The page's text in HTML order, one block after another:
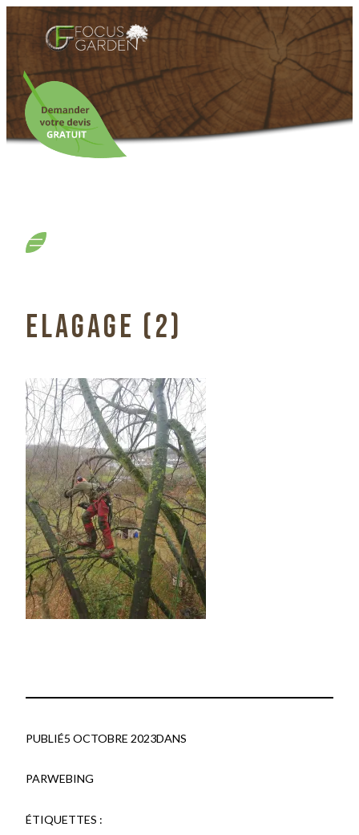
ELAGAGE (2)
PUBLIÉ5 OCTOBRE 2023DANS
PARWEBING
ÉTIQUETTES :